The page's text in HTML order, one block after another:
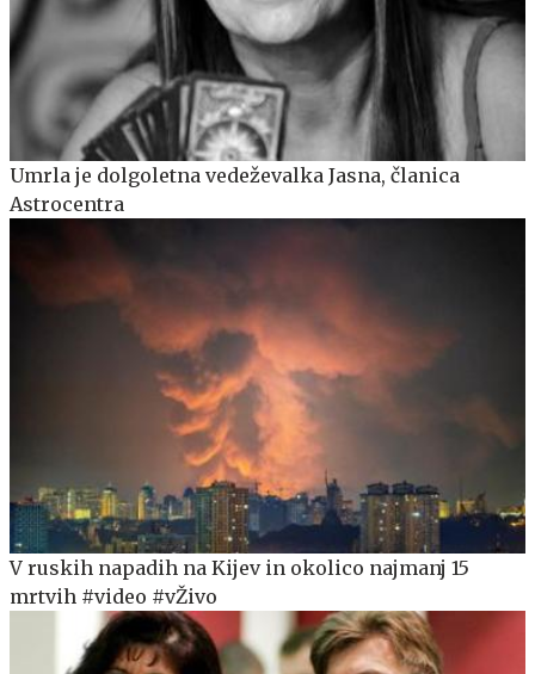
Umrla je dolgoletna vedeževalka Jasna, članica
Astrocentra
V ruskih napadih na Kijev in okolico najmanj 15
mrtvih #video #vŽivo